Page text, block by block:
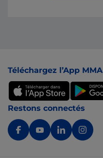
Téléchargez l’App MMA
Restons connectés